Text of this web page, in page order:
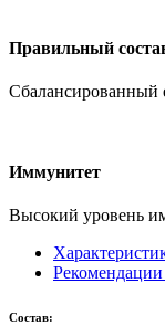
Правильный
Сбалансированный
Иммунитет
Высокий уровень
Состав: